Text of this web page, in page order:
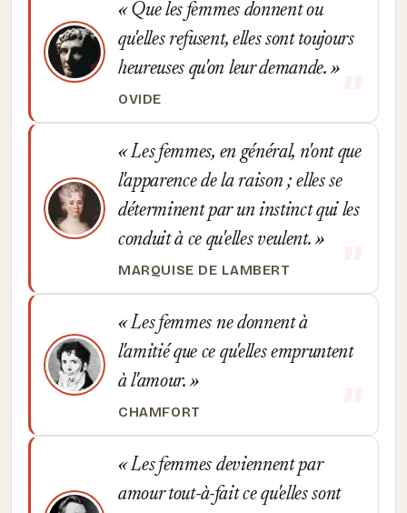
Que les femmes donnent ou
qu'elles refusent, elles sont toujours
heureuses qu'on leur demande.
OVIDE
Les femmes, en général, n'ont que
l'apparence de la raison ; elles se
déterminent par un instinct qui les
conduit à ce qu'elles veulent.
MARQUISE DE LAMBERT
Les femmes ne donnent à
l'amitié que ce qu'elles empruntent
à l'amour.
CHAMFORT
Les femmes deviennent par
amour tout-à-fait ce qu'elles sont